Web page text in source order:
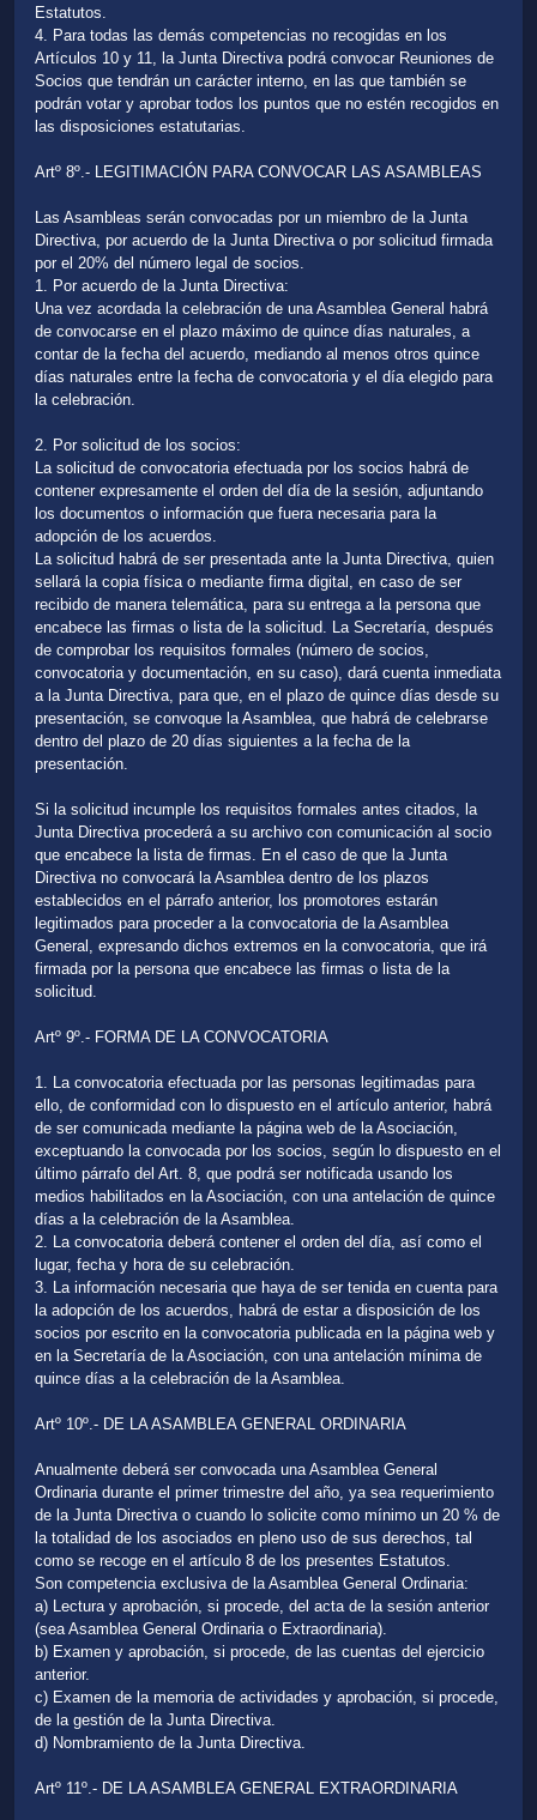
Estatutos.
4. Para todas las demás competencias no recogidas en los
Artículos 10 y 11, la Junta Directiva podrá convocar Reuniones de
Socios que tendrán un carácter interno, en las que también se
podrán votar y aprobar todos los puntos que no estén recogidos en
las disposiciones estatutarias.
Artº 8º.- LEGITIMACIÓN PARA CONVOCAR LAS ASAMBLEAS
Las Asambleas serán convocadas por un miembro de la Junta
Directiva, por acuerdo de la Junta Directiva o por solicitud firmada
por el 20% del número legal de socios.
1. Por acuerdo de la Junta Directiva:
Una vez acordada la celebración de una Asamblea General habrá
de convocarse en el plazo máximo de quince días naturales, a
contar de la fecha del acuerdo, mediando al menos otros quince
días naturales entre la fecha de convocatoria y el día elegido para
la celebración.
2. Por solicitud de los socios:
La solicitud de convocatoria efectuada por los socios habrá de
contener expresamente el orden del día de la sesión, adjuntando
los documentos o información que fuera necesaria para la
adopción de los acuerdos.
La solicitud habrá de ser presentada ante la Junta Directiva, quien
sellará la copia física o mediante firma digital, en caso de ser
recibido de manera telemática, para su entrega a la persona que
encabece las firmas o lista de la solicitud. La Secretaría, después
de comprobar los requisitos formales (número de socios,
convocatoria y documentación, en su caso), dará cuenta inmediata
a la Junta Directiva, para que, en el plazo de quince días desde su
presentación, se convoque la Asamblea, que habrá de celebrarse
dentro del plazo de 20 días siguientes a la fecha de la
presentación.
Si la solicitud incumple los requisitos formales antes citados, la
Junta Directiva procederá a su archivo con comunicación al socio
que encabece la lista de firmas. En el caso de que la Junta
Directiva no convocará la Asamblea dentro de los plazos
establecidos en el párrafo anterior, los promotores estarán
legitimados para proceder a la convocatoria de la Asamblea
General, expresando dichos extremos en la convocatoria, que irá
firmada por la persona que encabece las firmas o lista de la
solicitud.
Artº 9º.- FORMA DE LA CONVOCATORIA
1. La convocatoria efectuada por las personas legitimadas para
ello, de conformidad con lo dispuesto en el artículo anterior, habrá
de ser comunicada mediante la página web de la Asociación,
exceptuando la convocada por los socios, según lo dispuesto en el
último párrafo del Art. 8, que podrá ser notificada usando los
medios habilitados en la Asociación, con una antelación de quince
días a la celebración de la Asamblea.
2. La convocatoria deberá contener el orden del día, así como el
lugar, fecha y hora de su celebración.
3. La información necesaria que haya de ser tenida en cuenta para
la adopción de los acuerdos, habrá de estar a disposición de los
socios por escrito en la convocatoria publicada en la página web y
en la Secretaría de la Asociación, con una antelación mínima de
quince días a la celebración de la Asamblea.
Artº 10º.- DE LA ASAMBLEA GENERAL ORDINARIA
Anualmente deberá ser convocada una Asamblea General
Ordinaria durante el primer trimestre del año, ya sea requerimiento
de la Junta Directiva o cuando lo solicite como mínimo un 20 % de
la totalidad de los asociados en pleno uso de sus derechos, tal
como se recoge en el artículo 8 de los presentes Estatutos.
Son competencia exclusiva de la Asamblea General Ordinaria:
a) Lectura y aprobación, si procede, del acta de la sesión anterior
(sea Asamblea General Ordinaria o Extraordinaria).
b) Examen y aprobación, si procede, de las cuentas del ejercicio
anterior.
c) Examen de la memoria de actividades y aprobación, si procede,
de la gestión de la Junta Directiva.
d) Nombramiento de la Junta Directiva.
Artº 11º.- DE LA ASAMBLEA GENERAL EXTRAORDINARIA